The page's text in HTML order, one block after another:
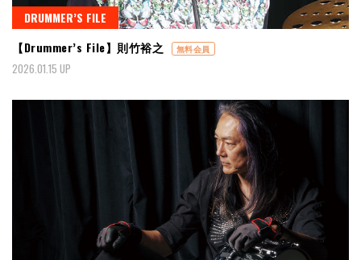
DRUMMER’S FILE
【Drummer’s File】則竹裕之
無料会員
2026.01.15 UP